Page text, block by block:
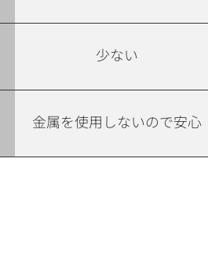
少ない
金属を使用しないので安心